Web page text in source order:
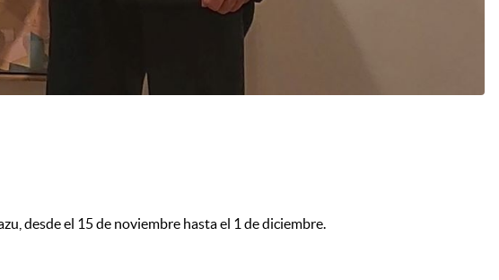
desde el 15 de noviembre hasta el 1 de diciembre.